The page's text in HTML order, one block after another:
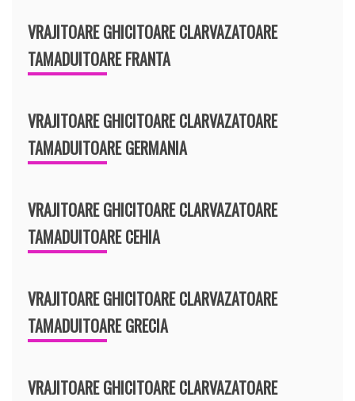
VRAJITOARE GHICITOARE CLARVAZATOARE
TAMADUITOARE FRANTA
VRAJITOARE GHICITOARE CLARVAZATOARE
TAMADUITOARE GERMANIA
VRAJITOARE GHICITOARE CLARVAZATOARE
TAMADUITOARE CEHIA
VRAJITOARE GHICITOARE CLARVAZATOARE
TAMADUITOARE GRECIA
VRAJITOARE GHICITOARE CLARVAZATOARE